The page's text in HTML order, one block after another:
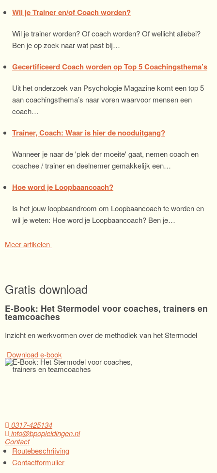
Wil je Trainer en/of Coach worden?
Wil je trainer worden? Of coach worden? Of wellicht allebei?
Ben je op zoek naar wat past bij…
Gecertificeerd Coach worden op Top 5 Coachingsthema’s
Uit het onderzoek van Psychologie Magazine komt een top 5
aan coachingsthema’s naar voren waarvoor mensen een
coach…
Trainer, Coach: Waar is hier de nooduitgang?
Wanneer je naar de 'plek der moeite' gaat, nemen coach en
coachee / trainer en deelnemer gemakkelijk een…
Hoe word je Loopbaancoach?
Is het jouw loopbaandroom om Loopbaancoach te worden en
wil je weten: Hoe word je Loopbaancoach? Ben je…
Meer artikelen
Gratis download
E-Book: Het Stermodel voor coaches, trainers en
teamcoaches
Inzicht en werkvormen over de methodiek van het Stermodel
Download e-book
0317-425134
info@bpopleidingen.nl
Contact
Routebeschrijving
Contactformulier